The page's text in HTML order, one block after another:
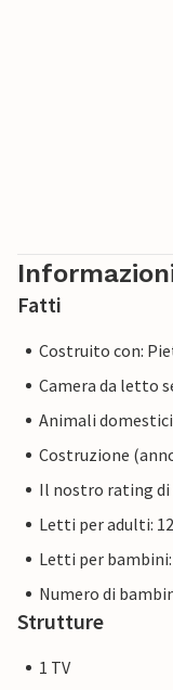
Fatti
Costruito con:
Camera da letto
Animali
Costruzione
Il nostro rating di
Letti per adulti: 12
Letti per bambini:
Numero di
Strutture
1 TV